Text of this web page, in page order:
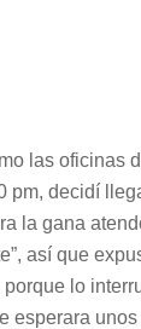
las oficinas
pm, decidí
la gana
así que
lo
esperara